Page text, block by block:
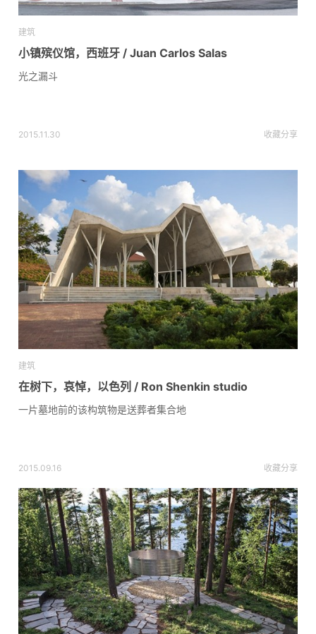
建筑
小镇殡仪馆，西班牙 / Juan Carlos Salas
光之漏斗
2015.11.30 收藏分享
建筑
在树下，哀悼，以色列 / Ron Shenkin studio
一片墓地前的该构筑物是送葬者集合地
2015.09.16 收藏分享